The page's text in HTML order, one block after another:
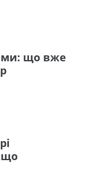
що вже
що